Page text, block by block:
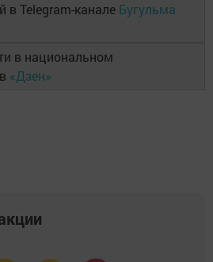
в Telegram-канале Бугульма
в национальном
«Дзен»